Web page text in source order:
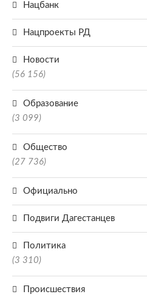
Нацбанк
Нацпроекты РД
Новости
(56 156)
Образование
(3 099)
Общество
(27 736)
Официально
Подвиги Дагестанцев
Политика
(3 310)
Происшествия